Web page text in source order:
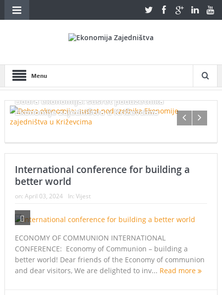
Menu
Dobra ekonomija: susret poduzetnika
Ekonomije zajedništva u Križevcima
International conference for building a
better world
on: April 03, 2024 In: Vijest
ECONOMY OF COMMUNION INTERNATIONAL
CONFERENCE: Economy of Communion – building a
better world! Dear friends of the Economy of communion
and dear visitors, We are delighted to inv... Read more